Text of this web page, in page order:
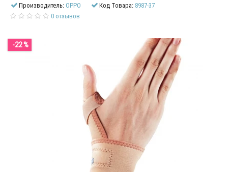
Производитель:OPPO Код Товара: 8987-37
0 отзывов
-22 %